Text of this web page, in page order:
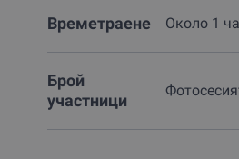
Времетраене Около 1
Брой
участници